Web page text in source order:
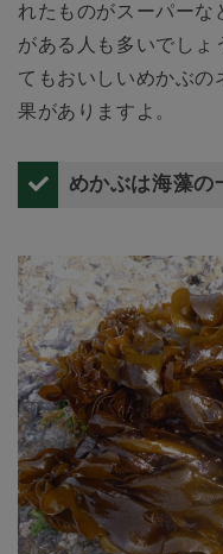
れたものがスーパーな
がある人も多いでしょ
てもおいしいめかぶの
果がありますよ。
めかぶは海藻の